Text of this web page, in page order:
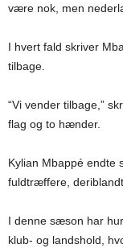
være nok, men
I hvert fald skriver
tilbage.
“Vi vender tilbage,”
flag og to hænder.
Kylian Mbappé endte
fuldtræffere,
I denne sæson har
klub- og landshold,